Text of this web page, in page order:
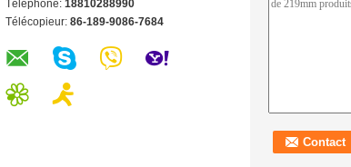
Téléphone: 18810288990
Télécopieur: 86-189-9086-7684